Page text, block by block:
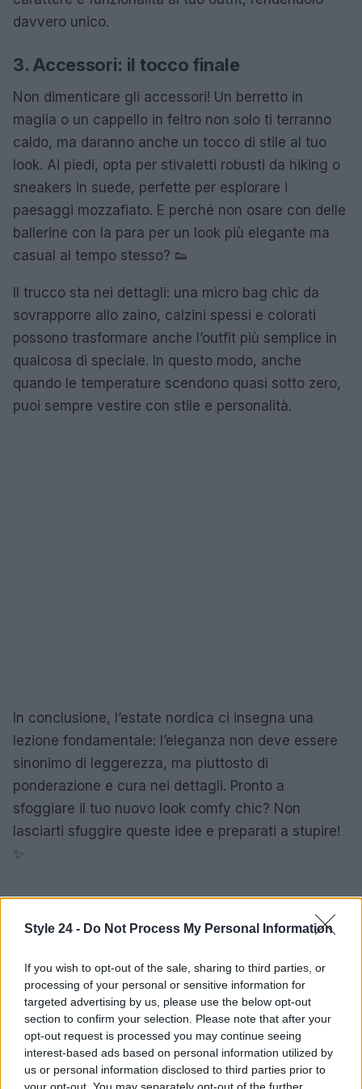
Style 24 - Do Not Process My Personal Information
If you wish to opt-out of the sale, sharing to third parties, or
processing of your personal or sensitive information for
targeted advertising by us, please use the below opt-out
section to confirm your selection. Please note that after your
opt-out request is processed you may continue seeing
interest-based ads based on personal information utilized by
us or personal information disclosed to third parties prior to
your opt-out. You may separately opt-out of the further
davvero unico.
3. Accessori: il tocco finale
Non dimenticare gli accessori! Un berretto in
maglia o un cappello in feltro non solo ti terranno
caldo, ma daranno anche un tocco di stile al tuo
look. Ai piedi, opta per stivaletti robusti da hiking o
sneakers in suede, perfette per esplorare i
paesaggi mozzafiato. E perché non osare con delle
ballerine con la para per un look più elegante ma
casual al tempo stesso? 👟
Il trucco sta nei dettagli: una micro bag chic da
sovrapporre allo zaino, calzini spessi e colorati
possono trasformare anche l’outfit più semplice in
qualcosa di speciale. In questo modo, anche
quando le temperature scendono quasi sotto zero,
puoi sempre vestire con stile e personalità.
In conclusione, l’estate nordica ci insegna una
lezione fondamentale: l’eleganza non deve essere
sinonimo di leggerezza, ma piuttosto di
ponderazione e cura nei dettagli. Pronto a
sfoggiare il tuo nuovo look comfy chic? Non
lasciarti sfuggire queste idee e preparati a stupire!
✨
Staff